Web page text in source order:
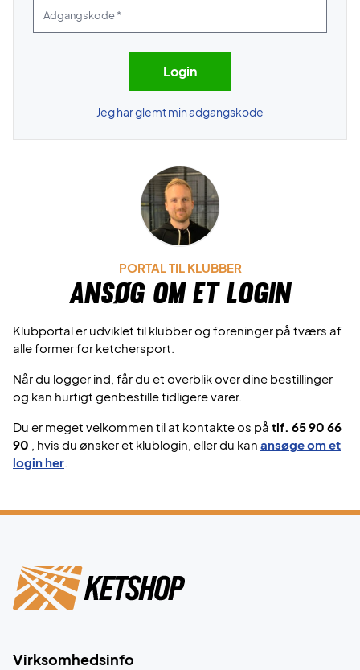
Jeg har glemt min adgangskode
PORTAL TIL KLUBBER
Ansøg om et login
Klubportal er udviklet til klubber og foreninger på tværs af
alle former for ketchersport.
Når du logger ind, får du et overblik over dine bestillinger
og kan hurtigt genbestille tidligere varer.
Du er meget velkommen til at kontakte os på tlf. 65 90 66
90
, hvis du ønsker et klublogin, eller du kan ansøge om et
login her
Virksomhedsinfo